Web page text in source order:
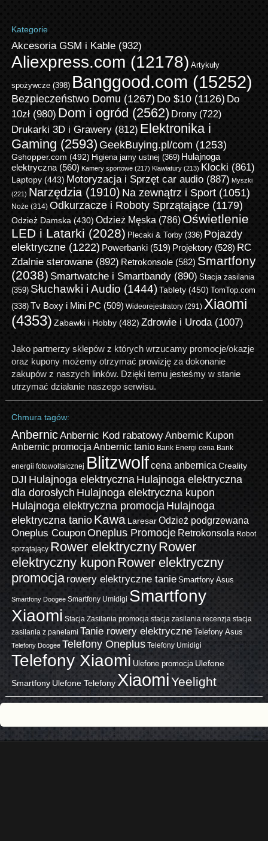
Kategorie
Akcesoria GSM i Kable(932)
Aliexpress.com (12178) Artykuły
spożywcze(398) Banggood.com (15252)
Bezpieczeństwo Domu (1267) Do $10(1126) Do
10zł(980) Dom i ogród (2562) Drony(722)
Drukarki 3D i Grawery(812) Elektronika i
Gaming (2593) GeekBuying.pl/com (1253)
Gshopper.com (492) Higiena jamy ustnej (369) Hulajnoga
elektryczna(560) Kamery sportowe(217) Klawiatury(213) Klocki (861)
Laptopy(443) Motoryzacja i Sprzęt car audio(887) Myszki
(221) Narzędzia(1910) Na zewnątrz i Sport(1051)
Noże (314) Odkurzacze i Roboty Sprzątające(1179)
Odzież Damska(430) Odzież Męska (786) Oświetlenie
LED i Latarki (2028) Plecaki & Torby(336) Pojazdy
elektryczne(1222) Powerbanki(519) Projektory(528) RC
Zdalnie sterowane(892) Retrokonsole(582) Smartfony
(2038) Smartwatche i Smartbandy(890) Stacja zasilania
(359) Słuchawki i Audio (1444)Tablety(450)
TomTop.com
(338) Tv Boxy i Mini PC (509) Wideorejestratory(291) Xiaomi
(4353) Zabawki i Hobby(482) Zdrowie i Uroda(1007)
Jako partnerzy sklepów z których wrzucamy promocje/okazje
oraz kupony możemy otrzymać prowizję za dokonanie
zakupów z naszych linków. Dzięki temu jesteśmy w stanie
utrzymać działanie naszego serwisu.
Chmura tagów:
AnbernicAnbernic Kod rabatowyAnbernic Kupon
Anbernic promocja Anbernic tanio Bank Energi cena Bank
energii fotowoltaicznej Blitzwolfcena anbernica Creality
DJI Hulajnoga elektrycznaHulajnoga elektryczna
dla dorosłych Hulajnoga elektryczna kupon
Hulajnoga elektryczna promocjaHulajnoga
elektryczna tanioKawa Laresar Odzież podgrzewana
Oneplus CouponOneplus Promocje Retrokonsola Robot
sprzątający Rower elektrycznyRower
elektryczny kupon Rower elektryczny
promocja rowery elektryczne tanie Smartfony Asus
Smartfony Doogee Smartfony Umidigi Smartfony
Xiaomi Stacja Zasilania promocja stacja zasilania recenzja stacja
zasilania z panelami Tanie rowery elektryczne Telefony Asus
Telefony Doogee Telefony Oneplus Telefony Umidigi
Telefony Xiaomi Ulefone promocja Ulefone
Smartfony Ulefone Telefony XiaomiYeelight